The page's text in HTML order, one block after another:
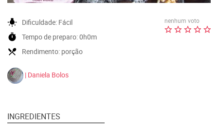
nenhum voto
wb_incandescent Dificuldade: Fácil
timer Tempo de preparo:0h0m
local_dining Rendimento: porção
| Daniela Bolos
INGREDIENTES